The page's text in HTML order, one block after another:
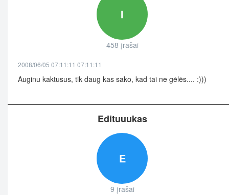
I
458 įrašai
2008/06/05 07:11:11 07:11:11
Auginu kaktusus, tik daug kas sako, kad tai ne gėlės.... :)))
Edituuukas
E
9 įrašai